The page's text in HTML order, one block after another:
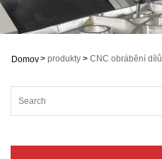
Domov> produkty > CNC obrábění dílů